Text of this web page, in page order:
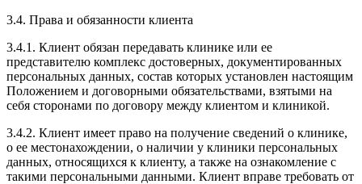
3.4. Права и обязанности клиента
3.4.1. Клиент обязан передавать клинике или ее
представителю комплекс достоверных, документированных
персональных данных, состав которых установлен настоящим
Положением и договорными обязательствами, взятыми на
себя сторонами по договору между клиентом и клиникой.
3.4.2. Клиент имеет право на получение сведений о клинике,
о ее местонахождении, о наличии у клиники персональных
данных, относящихся к клиенту, а также на ознакомление с
такими персональными данными. Клиент вправе требовать от